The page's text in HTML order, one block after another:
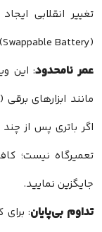
تغییر انقلابی
(Swappable Battery).
عمر نامحدود: این
مانند ابزارهای
اگر باتری پس از
تعمیرگاه نیست؛
جایگزین نمایید.
تداوم بی‌پایان: برای